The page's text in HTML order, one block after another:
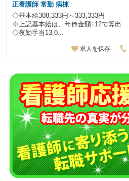
正看護師 常勤 病棟
◇基本給308,333円～333,333円
※上記基本給は、年俸金額÷12で算出
◇夜勤手当13,0...
求人を保存